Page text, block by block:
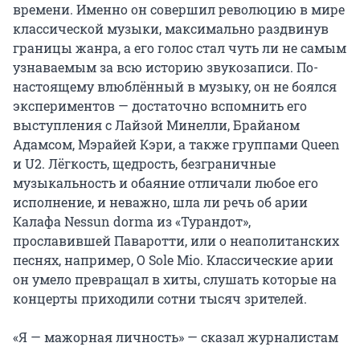
времени. Именно он совершил революцию в мире
классической музыки, максимально раздвинув
границы жанра, а его голос стал чуть ли не самым
узнаваемым за всю историю звукозаписи. По-
настоящему влюблённый в музыку, он не боялся
экспериментов — достаточно вспомнить его
выступления с Лайзой Минелли, Брайаном
Адамсом, Мэрайей Кэри, а также группами Queen
и U2. Лёгкость, щедрость, безграничные
музыкальность и обаяние отличали любое его
исполнение, и неважно, шла ли речь об арии
Калафа Nessun dorma из «Турандот»,
прославившей Паваротти, или о неаполитанских
песнях, например, O Sole Mio. Классические арии
он умело превращал в хиты, слушать которые на
концерты приходили сотни тысяч зрителей.
«Я — мажорная личность» — сказал журналистам